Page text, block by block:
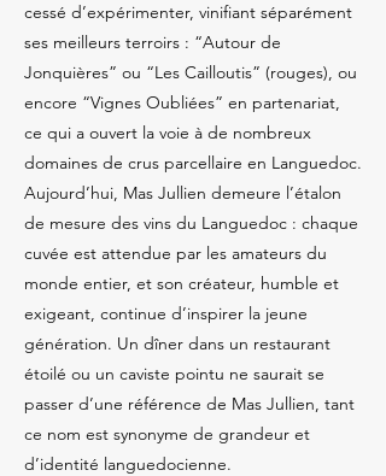
cessé d’expérimenter, vinifiant séparément
ses meilleurs terroirs : “Autour de
Jonquières” ou “Les Cailloutis” (rouges), ou
encore “Vignes Oubliées” en partenariat,
ce qui a ouvert la voie à de nombreux
domaines de crus parcellaire en Languedoc.
Aujourd’hui, Mas Jullien demeure l’étalon
de mesure des vins du Languedoc : chaque
cuvée est attendue par les amateurs du
monde entier, et son créateur, humble et
exigeant, continue d’inspirer la jeune
génération. Un dîner dans un restaurant
étoilé ou un caviste pointu ne saurait se
passer d’une référence de Mas Jullien, tant
ce nom est synonyme de grandeur et
d’identité languedocienne.